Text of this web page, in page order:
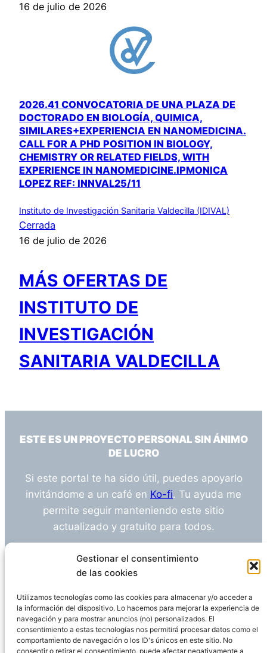
Gestionar el consentimiento
de las cookies
Utilizamos tecnologías como las cookies para almacenar y/o acceder a
la información del dispositivo. Lo hacemos para mejorar la experiencia de
navegación y para mostrar anuncios (no) personalizados. El
consentimiento a estas tecnologías nos permitirá procesar datos como el
comportamiento de navegación o los ID's únicos en este sitio. No
consentir o retirar el consentimiento, puede afectar negativamente a
16 de julio de 2026
2026.41 CONVOCATORIA DE UNA PLAZA DE
DOCTORADO EN BIOLOGÍA, QUIMICA,
SIMILARES+EXPERIENCIA EN NANOMEDICINA.
CALL FOR A PHD POSITION IN BIOLOGY,
CHEMISTRY OR RELATED FIELDS, WITH
EXPERIENCE IN NANOMEDICINE.IPMONICA
LOPEZ REF: INNVAL25/11
Instituto de Investigación Sanitaria Valdecilla (IDIVAL)
Cerrada
16 de julio de 2026
MÁS OFERTAS DE
INSTITUTO DE
INVESTIGACIÓN
SANITARIA VALDECILLA
ESTE ES UN PROYECTO PERSONAL SIN ÁNIMO
DE LUCRO
Si este portal te ha sido útil, puedes apoyarlo
invitándome a un café en Ko-fi. Tu ayuda me
permite seguir manteniendo este sitio
actualizado y gratuito para todos.
¿Tienes alguna duda o sugerencia? Escríbeme
info@empleosanitarioinvestigacion.es
Descargo de Responsabilidad